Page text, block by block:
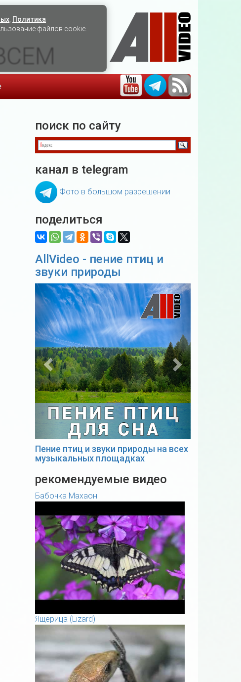
поиск по сайту
канал в telegram
Фото в большом разрешении
поделиться
AllVideo - пение птиц и
звуки природы
Previous Next
Пение птиц и звуки природы на всех
музыкальных площадках
рекомендуемые видео
Бабочка Махаон
Ящерица (Lizard)
Политика
файлов cookie.